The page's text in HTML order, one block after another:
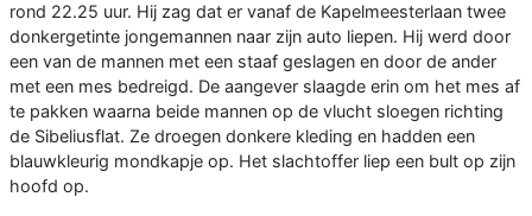
rond 22.25 uur. Hij zag dat er vanaf de Kapelmeesterlaan twee
donkergetinte jongemannen naar zijn auto liepen. Hij werd door
een van de mannen met een staaf geslagen en door de ander
met een mes bedreigd. De aangever slaagde erin om het mes af
te pakken waarna beide mannen op de vlucht sloegen richting
de Sibeliusflat. Ze droegen donkere kleding en hadden een
blauwkleurig mondkapje op. Het slachtoffer liep een bult op zijn
hoofd op.